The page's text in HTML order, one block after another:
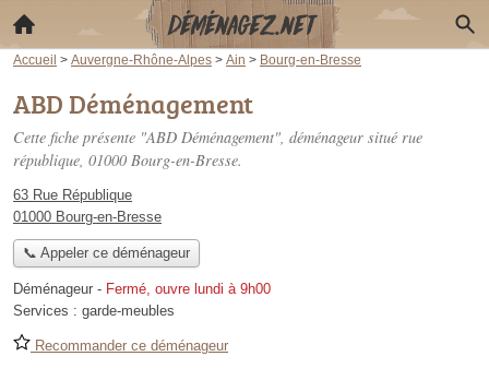
Accueil > Auvergne-Rhône-Alpes > Ain > Bourg-en-Bresse
ABD Déménagement
Cette fiche présente "ABD Déménagement", déménageur situé rue
république, 01000 Bourg-en-Bresse.
63 Rue République
01000 Bourg-en-Bresse
📞 Appeler ce déménageur
Déménageur - Fermé, ouvre lundi à 9h00
Services : garde-meubles
Recommander ce déménageur